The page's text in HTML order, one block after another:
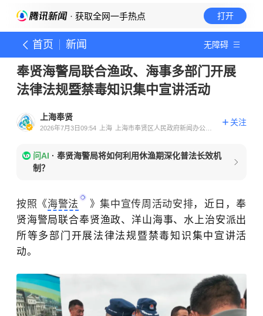
· 获取全网一手热点 打开
首页 新闻 无障碍
奉贤海警局联合渔政、海事多部门开展
法律法规暨禁毒知识集中宣讲活动
上海奉贤
2026年7月3日09:54 上海
上海市奉贤区人民政府新闻办公室
关注
问AI · 奉贤海警局将如何利用休渔期深化普法长效机
制？
按照《海警法 》集中宣传周活动安排，近日，奉
贤海警局联合奉贤渔政、洋山海事、水上治安派出
所等多部门开展法律法规暨禁毒知识集中宣讲活
动。